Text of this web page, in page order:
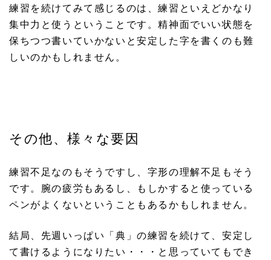
練習を続けてみて感じるのは、練習といえどかなり
集中力と使うということです。精神面でいい状態を
保ちつつ書いていかないと安定した字を書くのも難
しいのかもしれません。
その他、様々な要因
練習不足なのもそうですし、字形の理解不足もそう
です。腕の疲労もあるし、もしかすると使っている
ペンがよくないということもあるかもしれません。
結局、先週いっぱい「典」の練習を続けて、安定し
て書けるようになりたい・・・と思っていてもでき